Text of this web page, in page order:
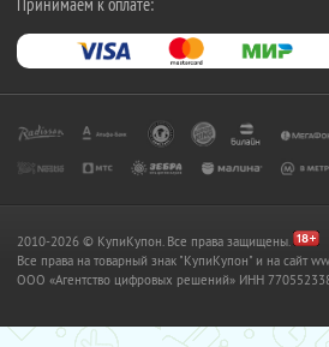
2010-2026 © КупиКупон. Все права защищены.
Все права на товарный знак "КупиКупон" и на сайт
OOO «Агентство цифровых решений» ИНН